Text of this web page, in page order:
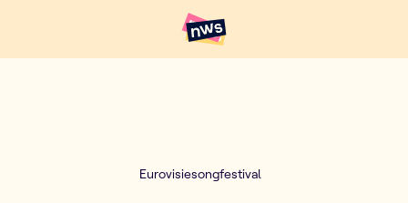
Hoofdpunten VRT NWS
Eurovisiesongfestival